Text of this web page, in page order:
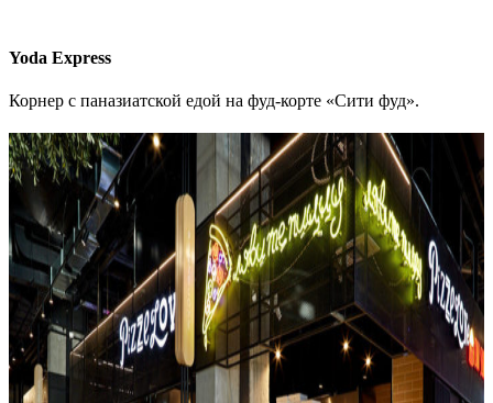
Yoda Express
Корнер с паназиатской едой на фуд-корте «Сити фуд».